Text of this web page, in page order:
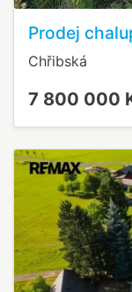
Prodej
Chřibská
7 800 000